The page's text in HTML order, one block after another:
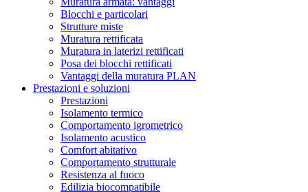
Blocchi e particolari
Strutture miste
Muratura rettificata
Muratura in laterizi rettificati
Posa dei blocchi rettificati
Vantaggi della muratura PLAN
Prestazioni e soluzioni
Prestazioni
Isolamento termico
Comportamento igrometrico
Isolamento acustico
Comfort abitativo
Comportamento strutturale
Resistenza al fuoco
Edilizia biocompatibile